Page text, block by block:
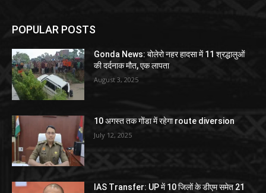
POPULAR POSTS
Gonda News: बोलेरो नहर हादसा में 11 श्रद्धालुओं
की दर्दनाक मौत, एक लापता
August 3, 2025
10 अगस्त तक गोंडा में रहेगा route diversion
July 12, 2025
IAS Transfer: UP में 10 जिलों के डीएम समेत 21